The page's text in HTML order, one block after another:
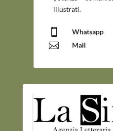
illustrati.
 Whatsapp
 Mail